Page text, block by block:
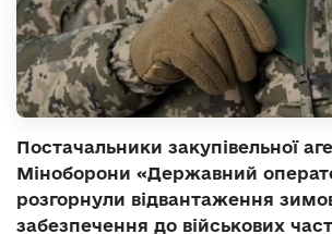
Постачальники закупівельної
Міноборони «Державний
розгорнули відвантаження
забезпечення до військових